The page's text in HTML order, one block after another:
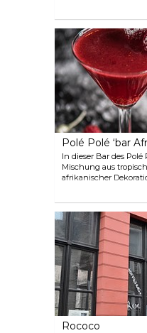
Polé Polé ‘bar
In dieser Bar des
Mischung aus
afrikanischer
Rococo